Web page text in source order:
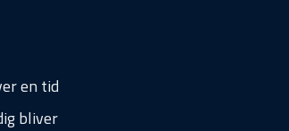
en tid
bliver